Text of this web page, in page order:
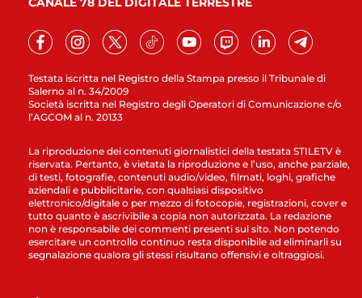
Testata iscritta nel Registro della Stampa presso il Tribunale di
Salerno al n. 34/2009
Società iscritta nel Registro degli Operatori di Comunicazione c/o
l’AGCOM al n. 20133
La riproduzione dei contenuti giornalistici della testata STILETV è
riservata. Pertanto, è vietata la riproduzione e l’uso, anche parziale,
di testi, fotografie, contenuti audio/video, filmati, loghi, grafiche
aziendali e pubblicitarie, con qualsiasi dispositivo
elettronico/digitale o per mezzo di fotocopie, registrazioni, cover e
tutto quanto è ascrivibile a copia non autorizzata. La redazione
non è responsabile dei commenti presenti sul sito. Non potendo
esercitare un controllo continuo resta disponibile ad eliminarli su
segnalazione qualora gli stessi risultano offensivi e oltraggiosi.